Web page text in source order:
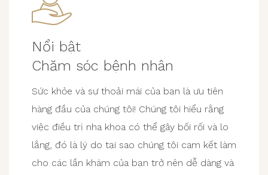
Nổi bật
Chăm sóc bệnh nhân
Sức khỏe và sự thoải mái của bạn là ưu tiên
hàng đầu của chúng tôi! Chúng tôi hiểu rằng
việc điều trị nha khoa có thể gây bối rối và lo
lắng, đó là lý do tại sao chúng tôi cam kết làm
cho các lần khám của bạn trở nên dễ dàng và